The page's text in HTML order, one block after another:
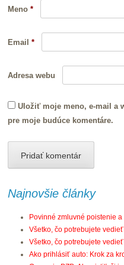
Meno *
Email *
Adresa webu
Uložiť moje meno, e-mail a
pre moje budúce komentáre.
Najnovšie články
Povinné zmluvné poistenie a
Všetko, čo potrebujete
Všetko, čo potrebujete
Ako prihlásiť auto: Krok za